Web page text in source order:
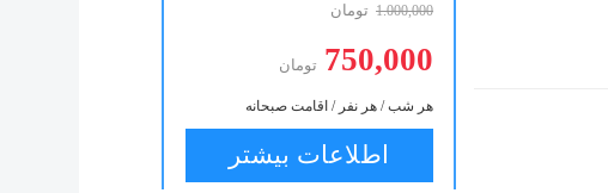
1.000,000 تومان
750,000 تومان
هر شب / هر نفر / اقامت صبحانه
اطلاعات بیشتر